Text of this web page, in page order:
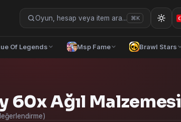
Oyun, hesap veya item ara... ⌘K
Of Legends Msp Fame Brawl Stars
60x Ağıl Malzemesi